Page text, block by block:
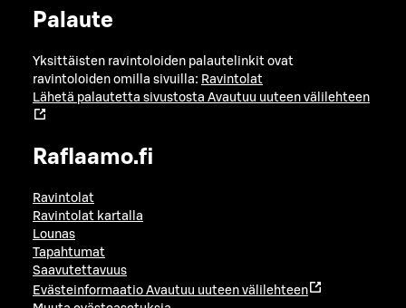
Palaute
Yksittäisten ravintoloiden palautelinkit ovat
ravintoloiden omilla sivuilla: Ravintolat
Lähetä palautetta sivustosta Avautuu uuteen välilehteen
Raflaamo.fi
Ravintolat
Ravintolat kartalla
Lounas
Tapahtumat
Saavutettavuus
Evästeinformaatio Avautuu uuteen välilehteen